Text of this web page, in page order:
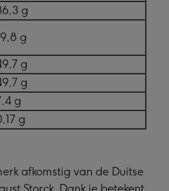
g
g
g
g
g
g
afkomstig van de Duitse